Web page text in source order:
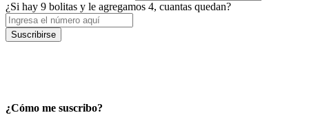
¿Si hay 9 bolitas y le agregamos 4, cuantas quedan?
Suscribirse
¿Cómo me suscribo?